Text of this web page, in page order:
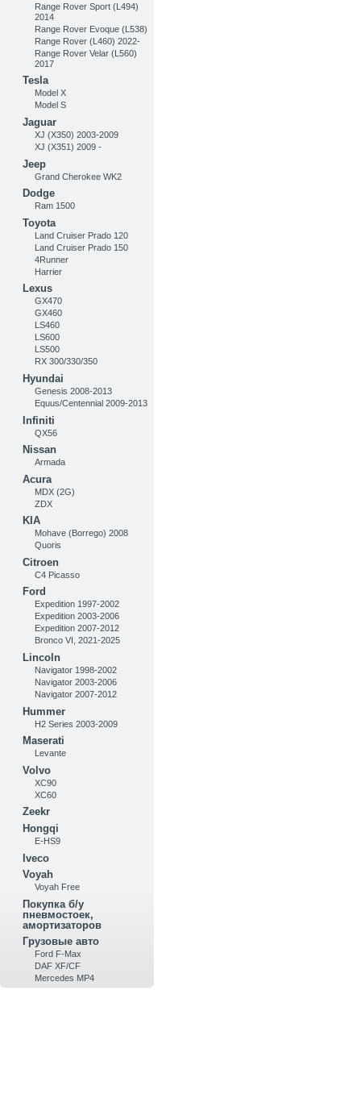
Range Rover Sport (L494)
2014
Range Rover Evoque (L538)
Range Rover (L460) 2022-
Range Rover Velar (L560)
2017
Tesla
Model X
Model S
Jaguar
XJ (X350) 2003-2009
XJ (X351) 2009 -
Jeep
Grand Cherokee WK2
Dodge
Ram 1500
Toyota
Land Cruiser Prado 120
Land Cruiser Prado 150
4Runner
Harrier
Lexus
GX470
GX460
LS460
LS600
LS500
RX 300/330/350
Hyundai
Genesis 2008-2013
Equus/Centennial 2009-2013
Infiniti
QX56
Nissan
Armada
Acura
MDX (2G)
ZDX
KIA
Mohave (Borrego) 2008
Quoris
Citroen
C4 Picasso
Ford
Expedition 1997-2002
Expedition 2003-2006
Expedition 2007-2012
Bronco VI, 2021-2025
Lincoln
Navigator 1998-2002
Navigator 2003-2006
Navigator 2007-2012
Hummer
H2 Series 2003-2009
Maserati
Levante
Volvo
XC90
XC60
Zeekr
Hongqi
E-HS9
Iveco
Voyah
Voyah Free
Покупка б/у
пневмостоек,
амортизаторов
Грузовые авто
Ford F-Max
DAF XF/CF
Mercedes MP4